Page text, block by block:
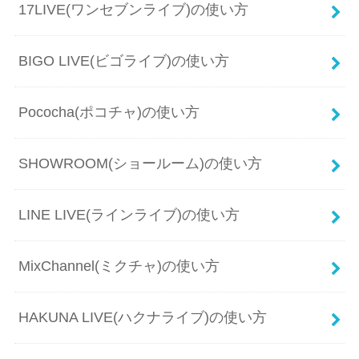
17LIVE(ワンセブンライブ)の使い方
BIGO LIVE(ビゴライブ)の使い方
Pococha(ポコチャ)の使い方
SHOWROOM(ショールーム)の使い方
LINE LIVE(ラインライブ)の使い方
MixChannel(ミクチャ)の使い方
HAKUNA LIVE(ハクナライブ)の使い方